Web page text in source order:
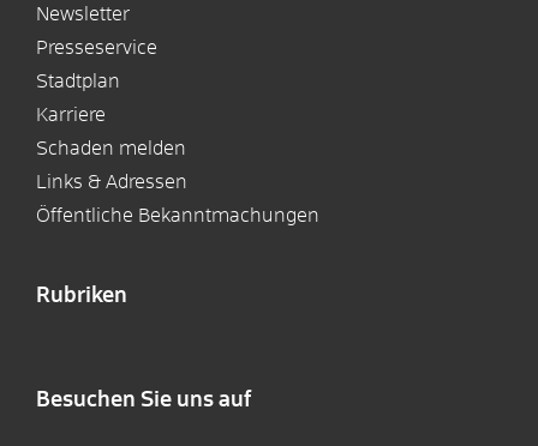
Newsletter
Presseservice
Stadtplan
Karriere
Schaden melden
Links & Adressen
Öffentliche Bekanntmachungen
Rubriken
Besuchen Sie uns auf